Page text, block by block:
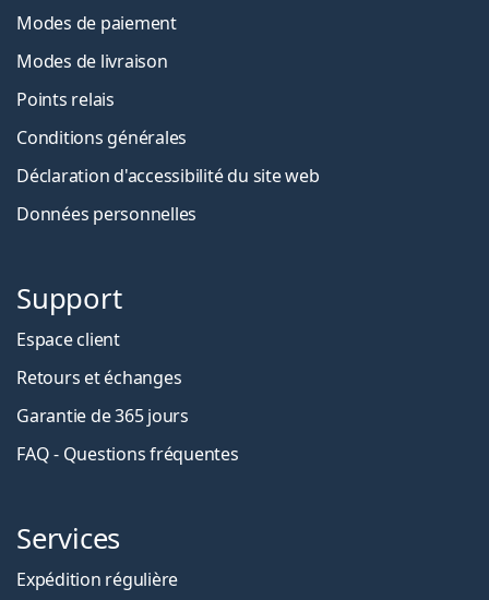
Modes de paiement
Modes de livraison
Points relais
Conditions générales
Déclaration d'accessibilité du site web
Données personnelles
Support
Espace client
Retours et échanges
Garantie de 365 jours
FAQ - Questions fréquentes
Services
Expédition régulière